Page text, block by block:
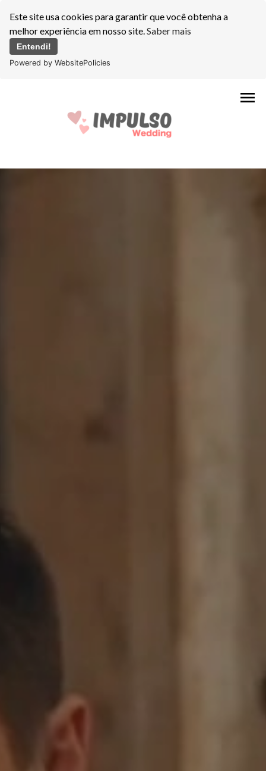
Este site usa cookies para garantir que você obtenha a
melhor experiência em nosso site.Saber mais
Entendi!
Powered by WebsitePolicies
menu